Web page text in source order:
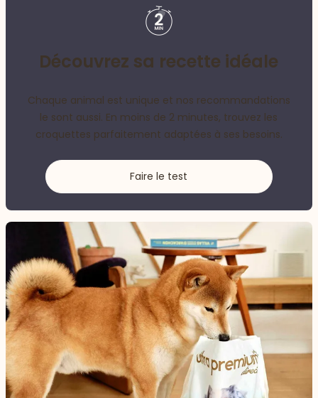
Découvrez sa recette idéale
Chaque animal est unique et nos recommandations
le sont aussi. En moins de 2 minutes, trouvez les
croquettes parfaitement adaptées à ses besoins.
Faire le test